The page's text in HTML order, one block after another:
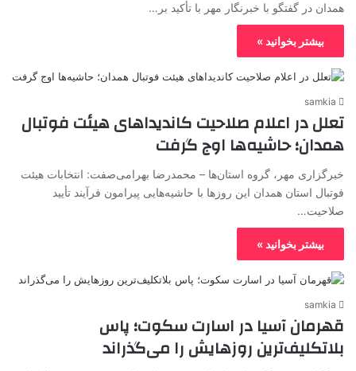
همدان در گفتگو با خبرنگار مهر با تأکید بر…
بیشتر بخوانید »
samkia
تعلل در اعلام صلاحیت کاندیداهای هیئت فوتبال
همدان؛ حاشیه‌ها اوج گرفت
خبرگزاری مهر، گروه استان‌ها – محمدرضا بهرامی‌صفت: انتخابات هیئت
فوتبال استان همدان این روزها با حاشیه‌هایی پیرامون فرآیند تأیید
صلاحیت…
بیشتر بخوانید »
samkia
قهرمان آسیا در اسارت سکوت؛ پاس
بلاتکلیف‌ترین روزهایش را می‌گذراند